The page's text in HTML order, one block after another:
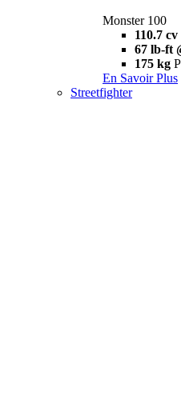
Monster 100
110.7 cv
67 lb-ft
175 kg
En Savoir Plus
Streetfighter